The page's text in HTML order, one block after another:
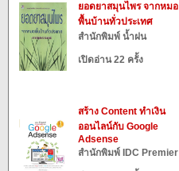
ยอดยาสมุนไพร จากหมอ
พื้นบ้านทั่วประเทศ
สำนักพิมพ์ น้ำฝน
เปิดอ่าน 22 ครั้ง
สร้าง Content ทำเงิน
ออนไลน์กับ Google
Adsense
สำนักพิมพ์ IDC Premier